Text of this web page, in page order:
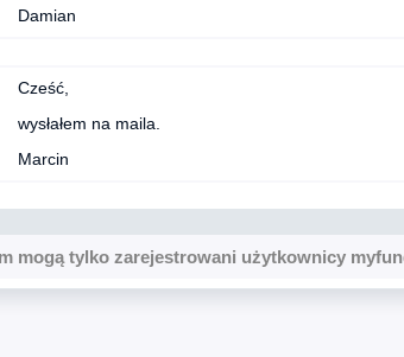
Damian
Cześć,
wysłałem na maila.
Marcin
mogą tylko zarejestrowani użytkownicy